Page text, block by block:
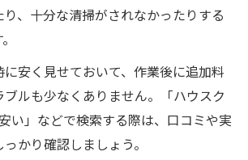
、十分な清掃がされなかったりする
に安く見せておいて、作業後に追加料
ルも少なくありません。「ハウスク
い」などで検索する際は、口コミや実
かり確認しましょう。